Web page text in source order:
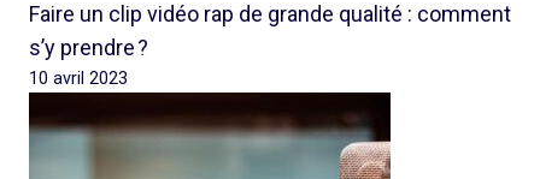
Faire un clip vidéo rap de grande qualité : comment
s’y prendre ?
10 avril 2023